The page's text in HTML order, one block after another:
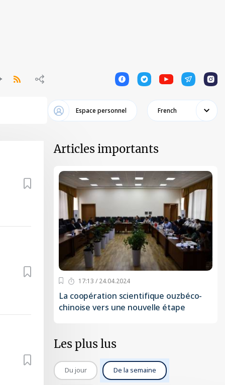
1 1 1 1 1
Espace personnel French
Articles importants
17:13 / 24.04.2024
La coopération scientifique ouzbéco-
chinoise vers une nouvelle étape
Les plus lus
Du jour De la semaine